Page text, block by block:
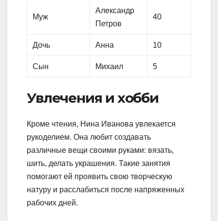
Муж
Александр
Петров
40
Дочь Анна 10
Сын Михаил 5
Увлечения и хобби
Кроме чтения, Нина Иванова увлекается
рукоделием. Она любит создавать
различные вещи своими руками: вязать,
шить, делать украшения. Такие занятия
помогают ей проявить свою творческую
натуру и расслабиться после напряженных
рабочих дней.